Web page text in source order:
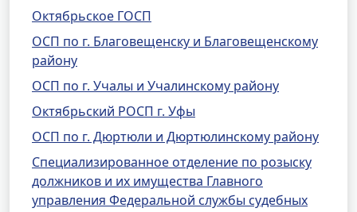
Октябрьское ГОСП
ОСП по г. Благовещенску и Благовещенскому
району
ОСП по г. Учалы и Учалинскому району
Октябрьский РОСП г. Уфы
ОСП по г. Дюртюли и Дюртюлинскому району
Специализированное отделение по розыску
должников и их имущества Главного
управления Федеральной службы судебных